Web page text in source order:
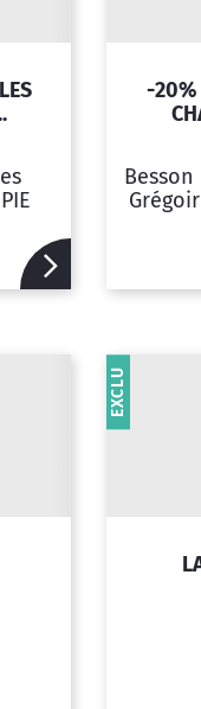
-20%
Besson
EXCLU